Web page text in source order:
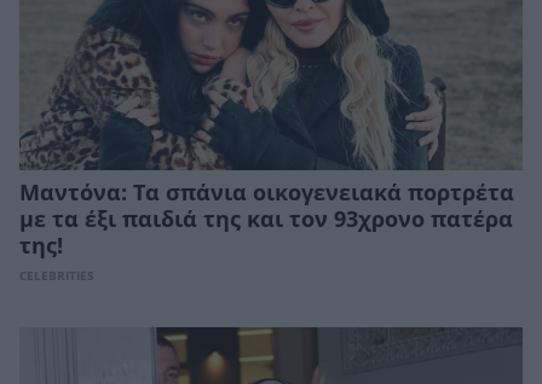
Μαντόνα: Τα σπάνια οικογενειακά πορτρέτα
με τα έξι παιδιά της και τον 93χρονο πατέρα
της!
CELEBRITIES